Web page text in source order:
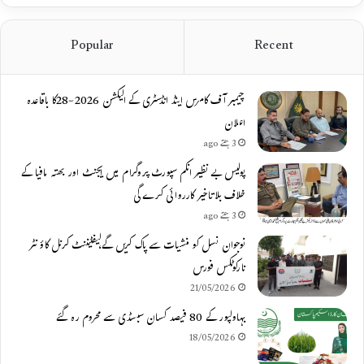
Recent
Popular
چیمبر آف کامرس اینڈ انڈسٹری کے الیکشن 2026-28کا باقاعدہ
اعلان
3 ہفتے ago
پولیس بے نظیر انکم سپورٹ پروگرام میں ایجنٹ اور بھتہ مافیا کے
خلاف بلاتاخیر کارروائی کرے گی
3 ہفتے ago
نوجوان نسل کو منشیات سے پاک کریں گے،لیفٹیننٹ کرنل کاؤنٹر
نارکوٹکس فورس
21/05/2026
بہاولپور کے 80 فیصد کسان سبسڈی سے محروم رہ گئے
18/05/2026